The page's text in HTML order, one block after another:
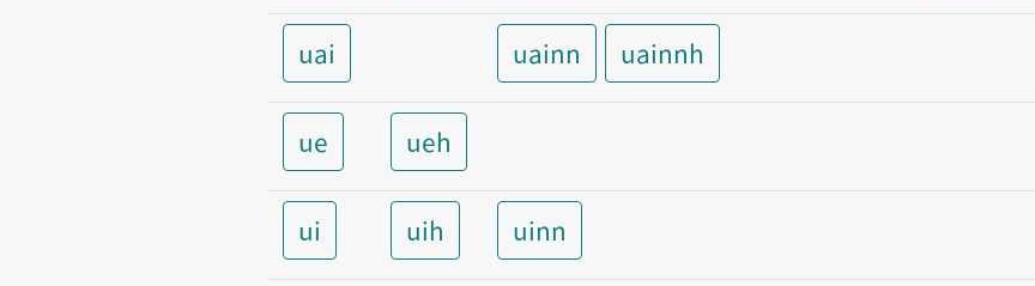
uai uainn uainnh
ue ueh
ui uih uinn